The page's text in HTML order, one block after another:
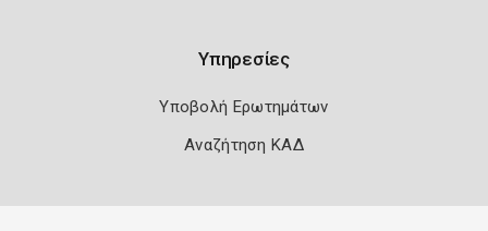
Υπηρεσίες
Υποβολή Ερωτημάτων
Αναζήτηση ΚΑΔ